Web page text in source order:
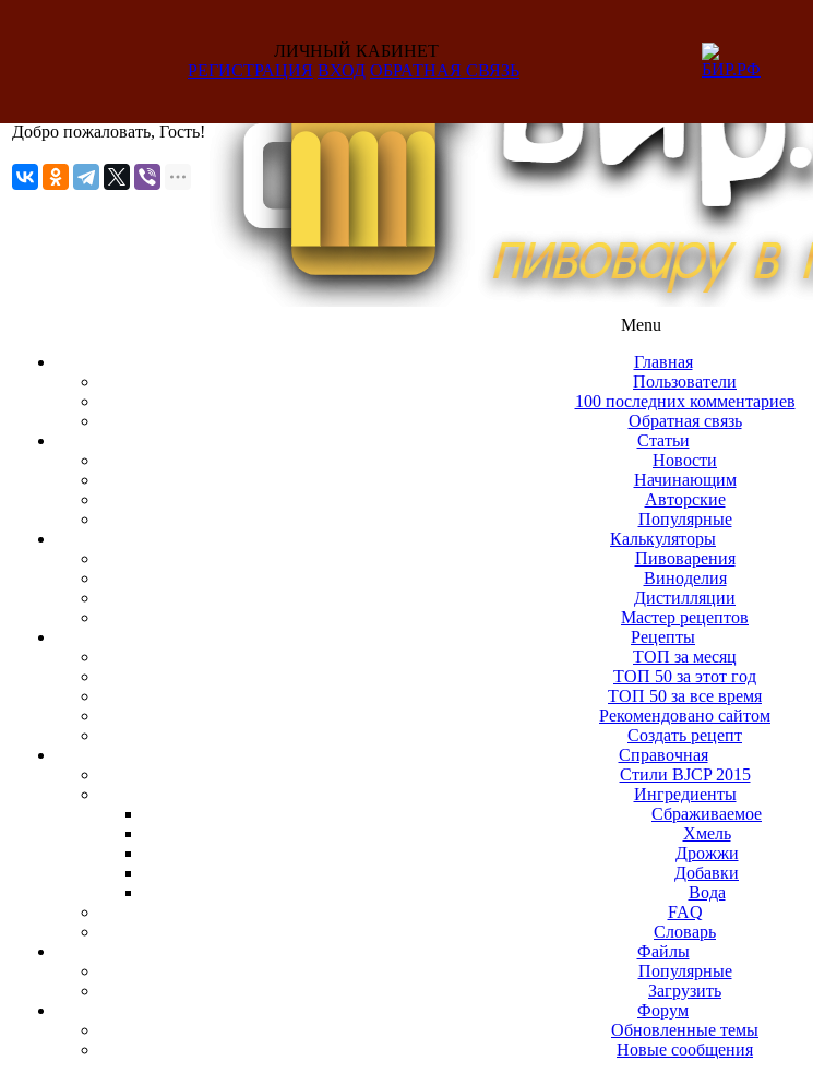
Добро пожаловать, Гость!
Menu
Главная
Пользователи
100 последних комментариев
Обратная связь
Статьи
Новости
Начинающим
Авторские
Популярные
Калькуляторы
Пивоварения
Виноделия
Дистилляции
Мастер рецептов
Рецепты
ТОП за месяц
ТОП 50 за этот год
ТОП 50 за все время
Рекомендовано сайтом
Создать рецепт
Справочная
Стили BJCP 2015
Ингредиенты
Сбраживаемое
Хмель
Дрожжи
Добавки
Вода
FAQ
Словарь
Файлы
Популярные
Загрузить
Форум
Обновленные темы
Новые сообщения
ЛИЧНЫЙ КАБИНЕТ
РЕГИСТРАЦИЯ ВХОД ОБРАТНАЯ СВЯЗЬ